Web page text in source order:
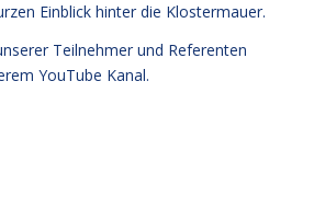
Einblick hinter die Klostermauer.
Teilnehmer und Referenten
YouTube Kanal.